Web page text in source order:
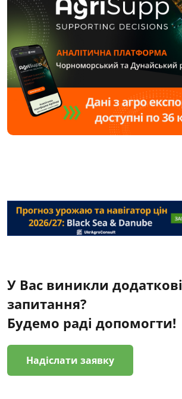
У Вас виникли додаткові
запитання?
Будемо раді допомогти!
Надіслати заявку